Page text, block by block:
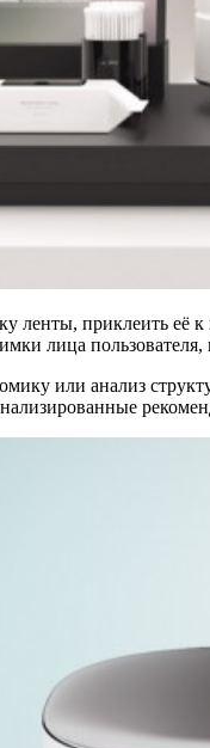
ленты, приклеить её
лица
или анализ